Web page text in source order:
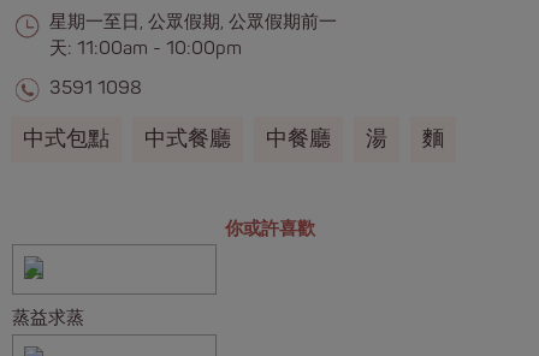
星期一至日, 公眾假期, 公眾假期前一
天: 11:00am - 10:00pm
3591 1098
中式包點 中式餐廳 中餐廳 湯 麵
你或許喜歡
蒸益求蒸